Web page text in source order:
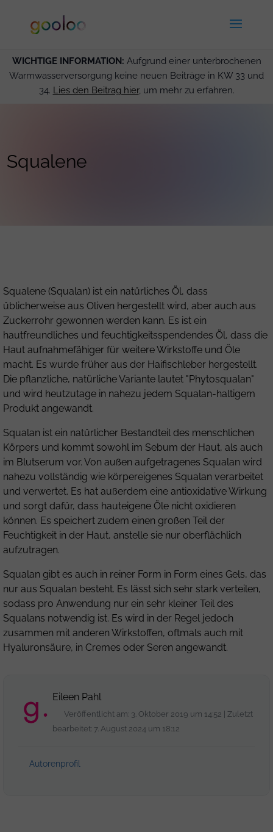
WICHTIGE INFORMATION: Aufgrund einer unterbrochenen
Warmwasserversorgung keine neuen Beiträge in KW 33 und
34. Lies den Beitrag hier, um mehr zu erfahren.
Squalene
Squalene (Squalan) ist ein natürliches Öl, dass
üblicherweise aus Oliven hergestellt wird, aber auch aus
Zuckerrohr gewonnen werden kann. Es ist ein
hautfreundliches und feuchtigkeitsspendendes Öl, dass die
Haut aufnahmefähiger für weitere Wirkstoffe und Öle
macht. Es wurde früher aus der Haifischleber hergestellt.
Die pflanzliche, natürliche Variante lautet "Phytosqualan"
und wird heutzutage in nahezu jedem Squalan-haltigem
Produkt angewandt.
Squalan ist ein natürlicher Bestandteil des menschlichen
Körpers und kommt sowohl im Sebum der Haut, als auch
im Blutserum vor. Von außen aufgetragenes Squalan wird
nahezu vollständig wie körpereigenes Squalan verarbeitet
und verwertet. Es hat außerdem eine antioxidative Wirkung
und sorgt dafür, dass hauteigene Öle nicht oxidieren
können. Es speichert zudem einen großen Teil der
Feuchtigkeit in der Haut, anstelle sie nur oberflächlich
aufzutragen.
Squalan gibt es auch in reiner Form in Form eines Gels, das
nur aus Squalan besteht. Es lässt sich sehr stark verteilen,
sodass pro Anwendung nur ein sehr kleiner Teil des
Squalans notwendig ist. Es wird in der Regel jedoch
zusammen mit anderen Wirkstoffen, oftmals auch mit
Hyaluronsäure, in Cremes oder Seren angewandt.
Eileen Pahl
Veröffentlicht am: 3. Oktober 2019 um 14:52 | Zuletzt
bearbeitet: 7. August 2024 um 18:12
Autorenprofil